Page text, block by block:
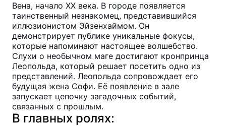
Вена, начало XX века. В городе появляется
таинственный незнакомец, представившийся
иллюзионистом Эйзенхаймом. Он
демонстрирует публике уникальные фокусы,
которые напоминают настоящее волшебство.
Слухи о необычном маге достигают кронпринца
Леопольда, который решает посетить одно из
представлений. Леопольда сопровождает его
будущая жена Софи. Её появление в зале
запускает цепочку загадочных событий,
связанных с прошлым.
В главных ролях: